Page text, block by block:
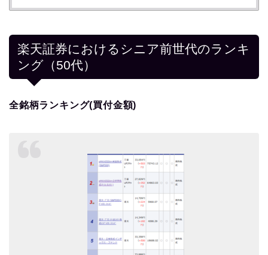
楽天証券におけるシニア前世代のランキ
ング（50代）
全銘柄ランキング(買付金額)